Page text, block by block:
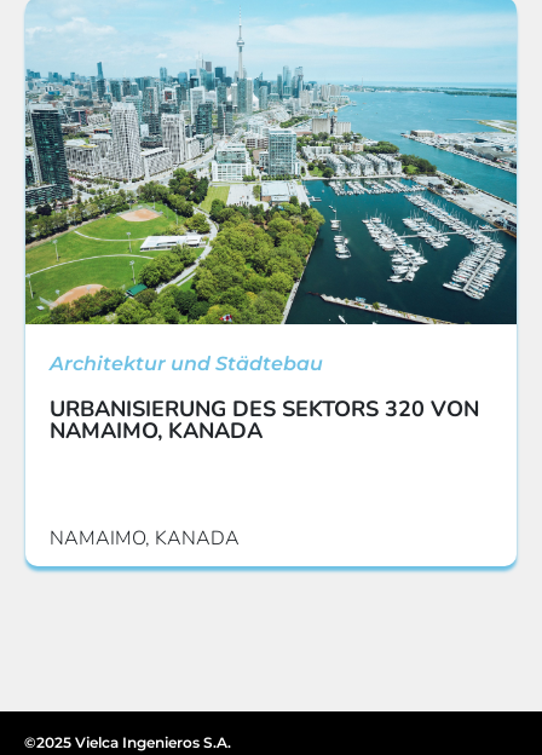
Architektur und Städtebau
URBANISIERUNG DES SEKTORS 320 VON
NAMAIMO, KANADA
NAMAIMO, KANADA
©2025 Vielca Ingenieros S.A.